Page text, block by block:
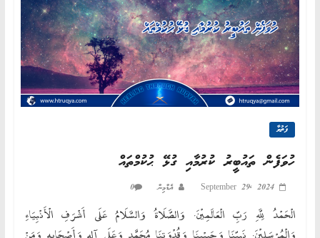
ފަތުވާ
ހުވަފެން ތައުބީރު ކުރުމާއި ގުޅޭ ޙުކުމްތައް
September 29, 2024 އެޑްމިން 0
الْحَمْدُ لِلَّهِ رَبِّ الْعَالَمِيْنَ. وَالصَّلَاةُ وَالسَّلَامُ عَلَى أَشْرَفِ الْأَنْبِيَاءِ